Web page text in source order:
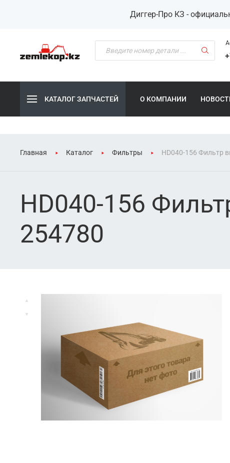
Диггер-Про КЗ -
КАТАЛОГ ЗАПЧАСТЕЙ О КОМПАНИИ
Главная Каталог Фильтры HD040-156 Фильтр
HD040-156
254780